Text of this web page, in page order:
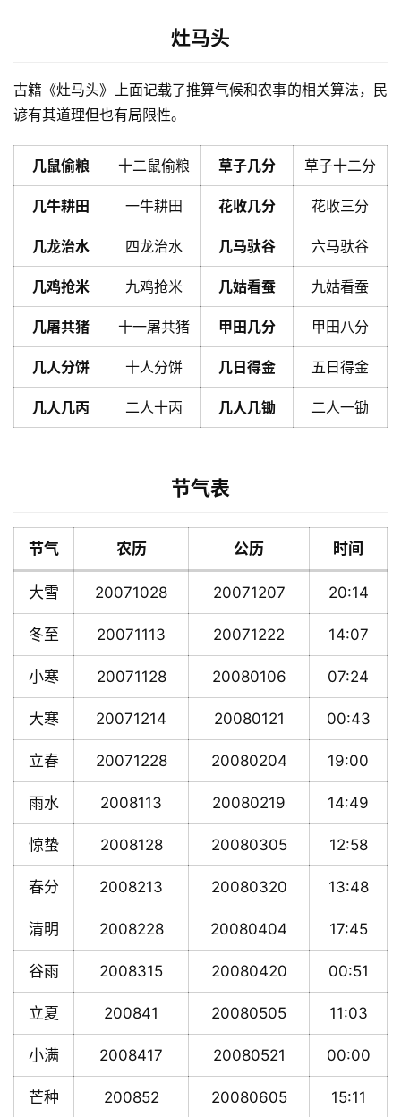
灶马头
古籍《灶马头》上面记载了推算气候和农事的相关算法，民
谚有其道理但也有局限性。
几鼠偷粮 十二鼠偷粮 草子几分 草子十二分
几牛耕田 一牛耕田 花收几分 花收三分
几龙治水 四龙治水 几马驮谷 六马驮谷
几鸡抢米 九鸡抢米 几姑看蚕 九姑看蚕
几屠共猪 十一屠共猪 甲田几分 甲田八分
几人分饼 十人分饼 几日得金 五日得金
几人几丙 二人十丙 几人几锄 二人一锄
节气表
节气 农历 公历 时间
大雪 20071028 20071207 20:14
冬至 20071113 20071222 14:07
小寒 20071128 20080106 07:24
大寒 20071214 20080121 00:43
立春 20071228 20080204 19:00
雨水 2008113 20080219 14:49
惊蛰 2008128 20080305 12:58
春分 2008213 20080320 13:48
清明 2008228 20080404 17:45
谷雨 2008315 20080420 00:51
立夏 200841 20080505 11:03
小满 2008417 20080521 00:00
芒种 200852 20080605 15:11